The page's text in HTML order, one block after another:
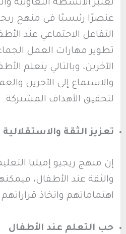
تعتبر الأنشطة التعاونية
عنصرًا رئيسيًا في منهج
التفاعل الاجتماعي عند
تطوير مهارات العمل
الآخرين، وبالتالي يتعلم
والاستماع إلى الآخرين
لتحقيق الأهداف المشتركة.
تعزيز الثقة والاستقلالية
إن منهج ريجيو إميليا
والثقة عند الأطفال،
اهتماماتهم واتخاذ
حب التعلم عند الأطفال